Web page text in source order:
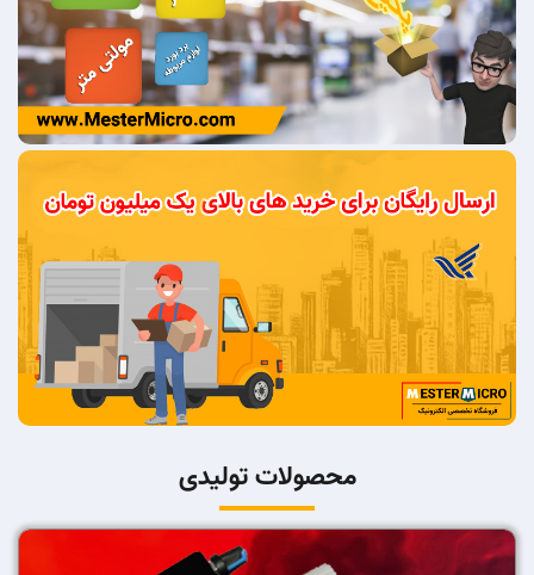
محصولات تولیدی